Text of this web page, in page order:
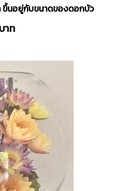
ขึ้นอยู่กับขนาดของดอกบัว
าท